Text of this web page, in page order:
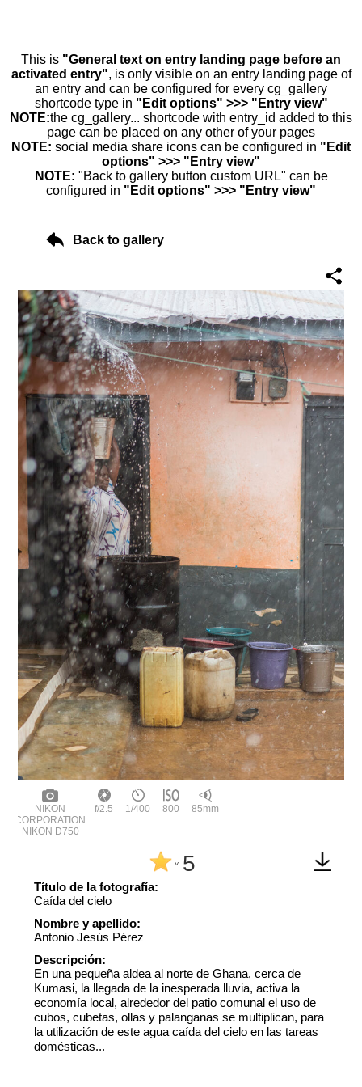
This is "General text on entry landing page before an
activated entry", is only visible on an entry landing page of
an entry and can be configured for every cg_gallery
shortcode type in "Edit options" >>> "Entry view"
NOTE:the cg_gallery... shortcode with entry_id added to this
page can be placed on any other of your pages
NOTE: social media share icons can be configured in "Edit
options" >>> "Entry view"
NOTE: "Back to gallery button custom URL" can be
configured in "Edit options" >>> "Entry view"
Back to gallery
NIKON
CORPORATION
NIKON D750
f/2.5 1/400 800 85mm
^ 5
Título de la fotografía:
Caída del cielo
Nombre y apellido:
Antonio Jesús Pérez
Descripción:
En una pequeña aldea al norte de Ghana, cerca de
Kumasi, la llegada de la inesperada lluvia, activa la
economía local, alrededor del patio comunal el uso de
cubos, cubetas, ollas y palanganas se multiplican, para
la utilización de este agua caída del cielo en las tareas
domésticas...